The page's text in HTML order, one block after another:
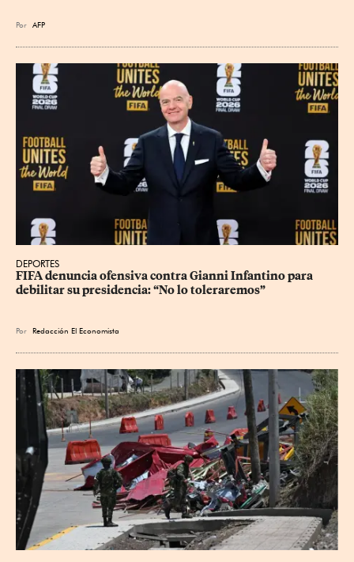
Por AFP
DEPORTES
FIFA denuncia ofensiva contra Gianni Infantino para
debilitar su presidencia: “No lo toleraremos”
Por Redacción El Economista